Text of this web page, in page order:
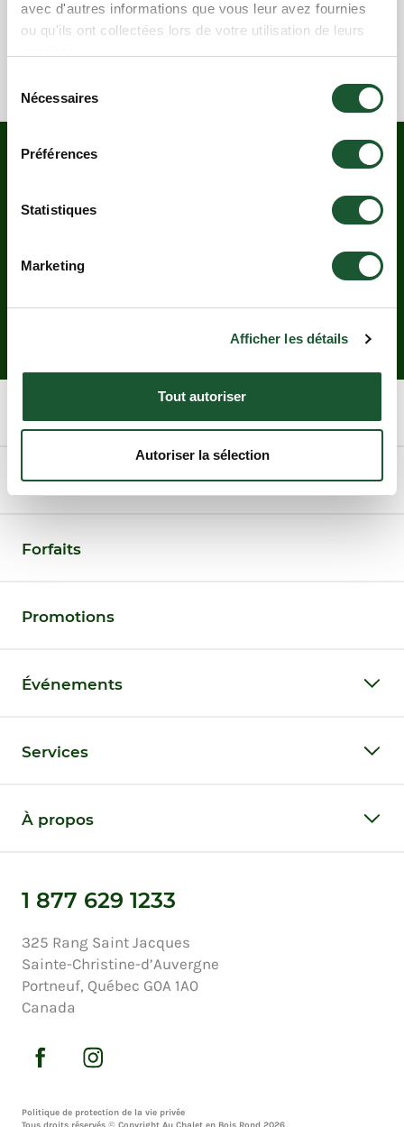
avec d'autres informations que vous leur avez fournies
ou qu'ils ont collectées lors de votre utilisation de leurs
consentement
Nécessaires
Préférences
Statistiques
Marketing
Afficher les détails
Tout autoriser
Autoriser la sélection
Pour plus d'informations, contactez-nous au 418-
329-1233 ou au
ABONNEZ-
VOUS À NOTRE
INFOLETTRE.
Activités
Forfaits
Promotions
Événements
Services
À propos
1 877 629 1233
325 Rang Saint Jacques
Sainte-Christine-d’Auvergne
Portneuf, Québec G0A 1A0
Canada
Politique de protection de la vie privée
Tous droits réservés © Copyright Au Chalet en Bois Rond 2026